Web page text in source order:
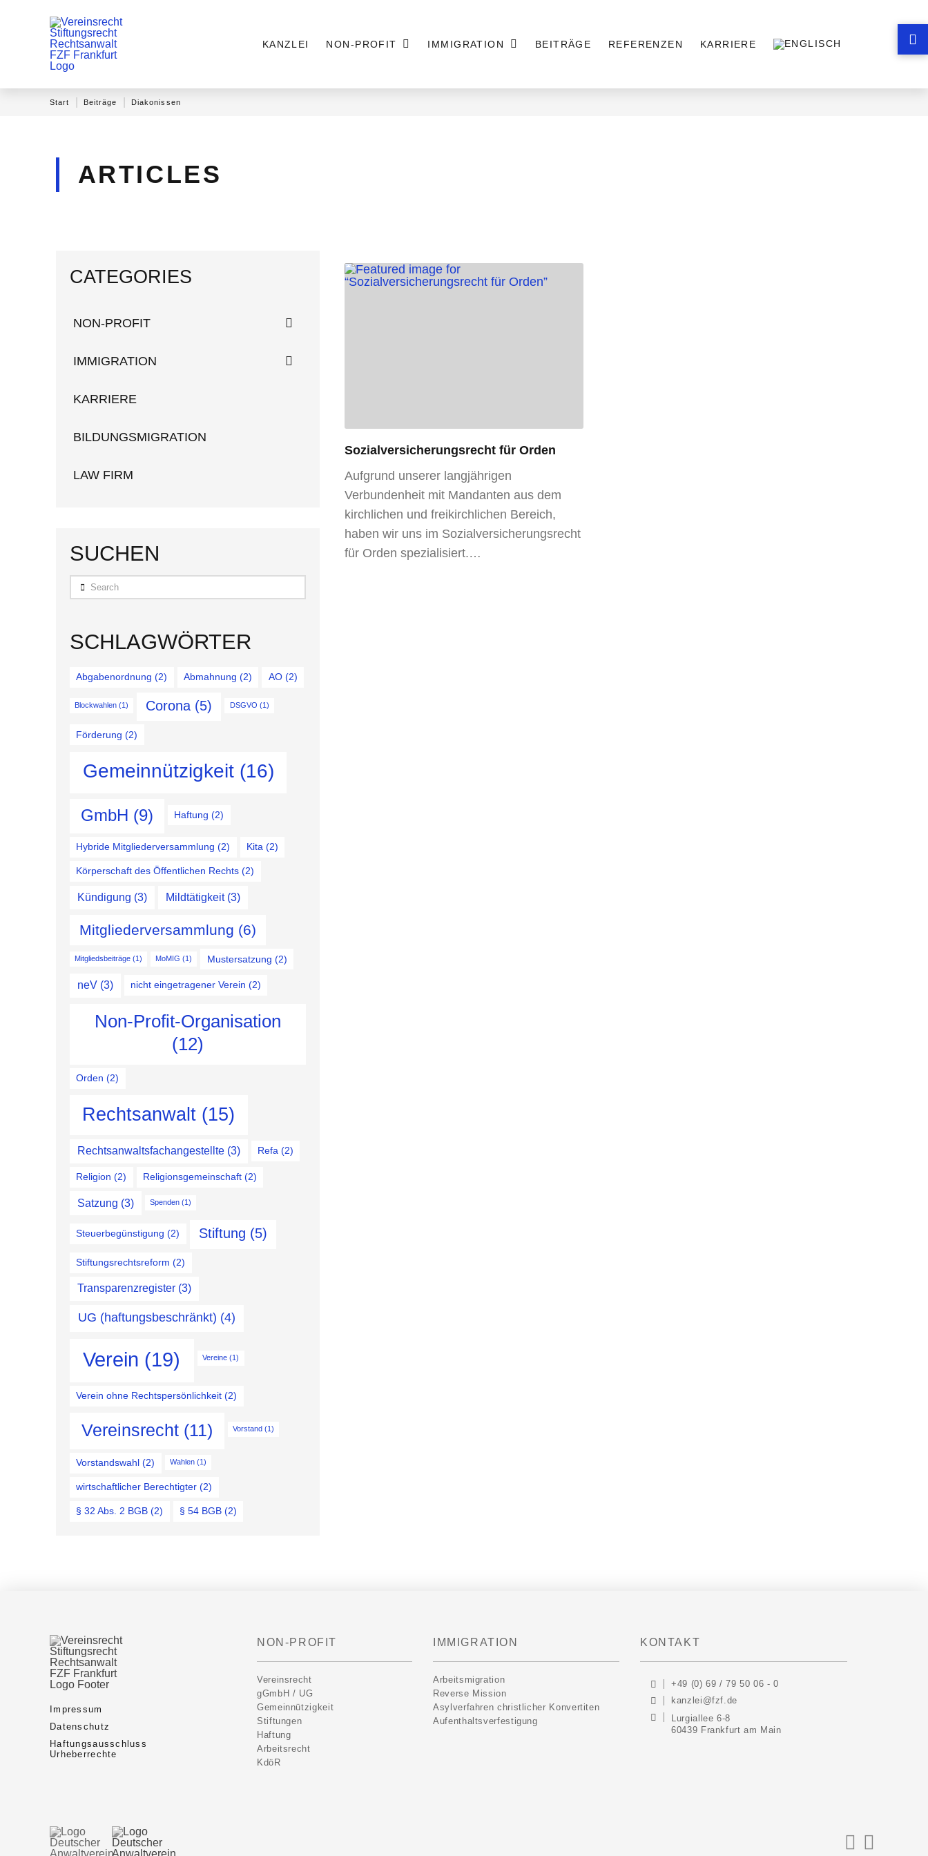
KANZLEI NON-PROFIT IMMIGRATION BEITRÄGE REFERENZEN KARRIERE
Start Beiträge Diakonissen
ARTICLES
CATEGORIES
NON-PROFIT
IMMIGRATION
KARRIERE
BILDUNGSMIGRATION
LAW FIRM
SUCHEN
Search
SCHLAGWÖRTER
Abgabenordnung (2) Abmahnung (2) AO(2)
Blockwahlen(1) Corona (5) DSGVO (1)
Förderung (2)
Gemeinnützigkeit(16)
GmbH (9) Haftung (2)
Hybride Mitgliederversammlung (2) Kita (2)
Körperschaft des Öffentlichen Rechts (2)
Kündigung (3) Mildtätigkeit(3)
Mitgliederversammlung (6)
Mitgliedsbeiträge(1) MoMIG (1) Mustersatzung (2)
neV(3) nicht eingetragener Verein (2)
Non-Profit-Organisation
(12)
Orden (2)
Rechtsanwalt (15)
Rechtsanwaltsfachangestellte(3) Refa (2)
Religion (2) Religionsgemeinschaft (2)
Satzung (3) Spenden(1)
Steuerbegünstigung (2) Stiftung (5)
Stiftungsrechtsreform (2)
Transparenzregister(3)
UG (haftungsbeschränkt) (4)
Verein (19) Vereine (1)
Verein ohne Rechtspersönlichkeit (2)
Vereinsrecht(11) Vorstand(1)
Vorstandswahl (2) Wahlen(1)
wirtschaftlicher Berechtigter (2)
§ 32 Abs. 2 BGB (2) § 54 BGB (2)
Sozialversicherungsrecht für Orden
Aufgrund unserer langjährigen
Verbundenheit mit Mandanten aus dem
kirchlichen und freikirchlichen Bereich,
haben wir uns im Sozialversicherungsrecht
für Orden spezialisiert.…
Impressum
Datenschutz
Haftungsausschluss
Urheberrechte
NON-PROFIT
Vereinsrecht
gGmbH / UG
Gemeinnützigkeit
Stiftungen
Haftung
Arbeitsrecht
KdöR
IMMIGRATION
Arbeitsmigration
Reverse Mission
Asylverfahren christlicher Konvertiten
Aufenthaltsverfestigung
KONTAKT
+49 (0) 69 / 79 50 06 - 0
kanzlei@fzf.de
Lurgiallee 6-8
60439 Frankfurt am Main